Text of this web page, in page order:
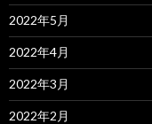
2022年5月
2022年4月
2022年3月
2022年2月